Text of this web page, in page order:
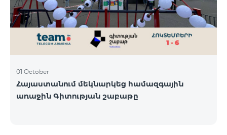
Հետևեք մեզ Team-ի Facebook-յան և YouTube-յան
ալիքների պաշտոնական էջերում: Մանրամասն
պայմաններ՝
https://www.telecomarmenia.am/hy/B2S?s
01 October
Հայաստանում մեկնարկեց համազգային
առաջին Գիտության շաբաթը